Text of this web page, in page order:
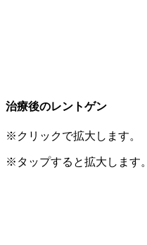
治療後のレントゲン
※クリックで拡大します。
※タップすると拡大します。